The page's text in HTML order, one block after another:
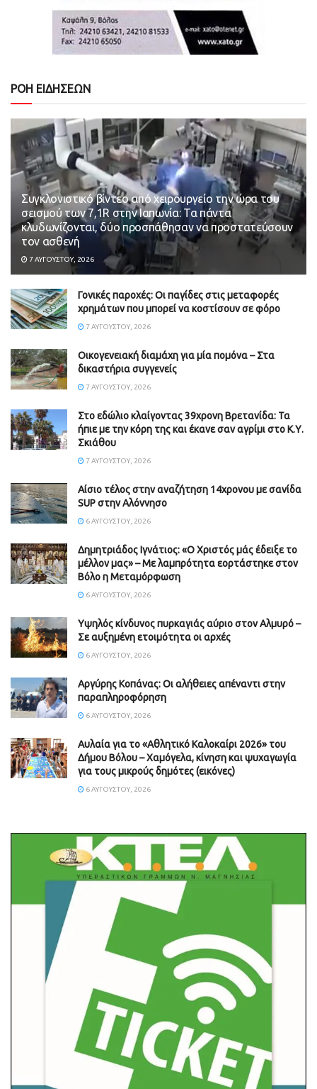
ΡΟΗ ΕΙΔΗΣΕΩΝ
Συγκλονιστικό βίντεο από χειρουργείο την ώρα του
σεισμού των 7,1R στην Ιαπωνία: Τα πάντα
κλυδωνίζονται, δύο προσπάθησαν να προστατεύσουν
τον ασθενή
7 ΑΥΓΟΎΣΤΟΥ, 2026
Γονικές παροχές: Οι παγίδες στις μεταφορές
χρημάτων που μπορεί να κοστίσουν σε φόρο
7 ΑΥΓΟΎΣΤΟΥ, 2026
Οικογενειακή διαμάχη για μία πομόνα – Στα
δικαστήρια συγγενείς
7 ΑΥΓΟΎΣΤΟΥ, 2026
Στο εδώλιο κλαίγοντας 39χρονη Βρετανίδα: Τα
ήπιε με την κόρη της και έκανε σαν αγρίμι στο Κ.Υ.
Σκιάθου
7 ΑΥΓΟΎΣΤΟΥ, 2026
Αίσιο τέλος στην αναζήτηση 14χρονου με σανίδα
SUP στην Αλόννησο
6 ΑΥΓΟΎΣΤΟΥ, 2026
Δημητριάδος Ιγνάτιος: «Ο Χριστός μάς έδειξε το
μέλλον μας» – Με λαμπρότητα εορτάστηκε στον
Βόλο η Μεταμόρφωση
6 ΑΥΓΟΎΣΤΟΥ, 2026
Υψηλός κίνδυνος πυρκαγιάς αύριο στον Αλμυρό –
Σε αυξημένη ετοιμότητα οι αρχές
6 ΑΥΓΟΎΣΤΟΥ, 2026
Aργύρης Κοπάνας: Οι αλήθειες απέναντι στην
παραπληροφόρηση
6 ΑΥΓΟΎΣΤΟΥ, 2026
Αυλαία για το «Αθλητικό Καλοκαίρι 2026» του
Δήμου Βόλου – Χαμόγελα, κίνηση και ψυχαγωγία
για τους μικρούς δημότες (εικόνες)
6 ΑΥΓΟΎΣΤΟΥ, 2026